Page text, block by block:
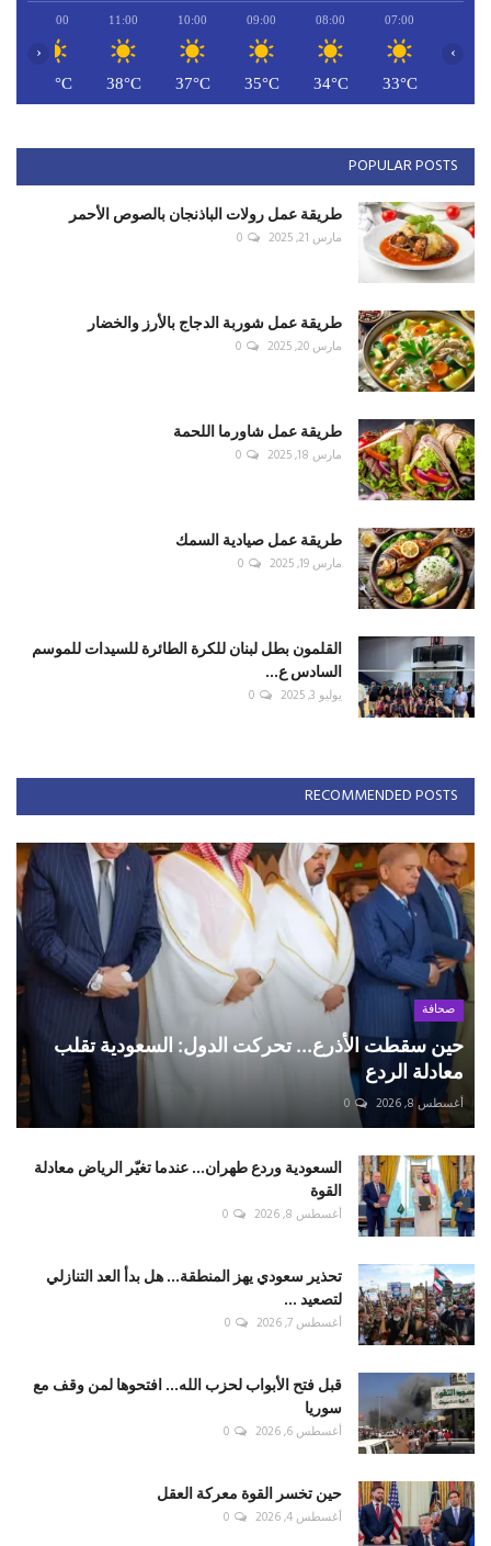
07:00
33°C
08:00
34°C
09:00
35°C
10:00
37°C
11:00
38°C
12:00
39°C
‹ ›
POPULAR POSTS
طريقة عمل رولات الباذنجان بالصوص الأحمر
مارس 21, 2025 0
طريقة عمل شوربة الدجاج بالأرز والخضار
مارس 20, 2025 0
طريقة عمل شاورما اللحمة
مارس 18, 2025 0
طريقة عمل صيادية السمك
مارس 19, 2025 0
القلمون بطل لبنان للكرة الطائرة للسيدات للموسم
السادس ع...
يوليو 3, 2025 0
RECOMMENDED POSTS
صحافة
حين سقطت الأذرع... تحركت الدول: السعودية تقلب
معادلة الردع
أغسطس 8, 2026 0
السعودية وردع طهران... عندما تغيّر الرياض معادلة
القوة
أغسطس 8, 2026 0
تحذير سعودي يهز المنطقة... هل بدأ العد التنازلي
لتصعيد ...
أغسطس 7, 2026 0
قبل فتح الأبواب لحزب الله... افتحوها لمن وقف مع
سوريا
أغسطس 6, 2026 0
حين تخسر القوة معركة العقل
أغسطس 4, 2026 0